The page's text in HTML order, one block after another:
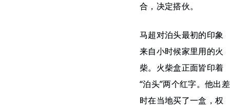
合，决定搭伙。
马超对泊头最初的印象
来自小时候家里用的火
柴。火柴盒正面皆印着
“泊头”两个红字。他出差
时在当地买了一盒，权